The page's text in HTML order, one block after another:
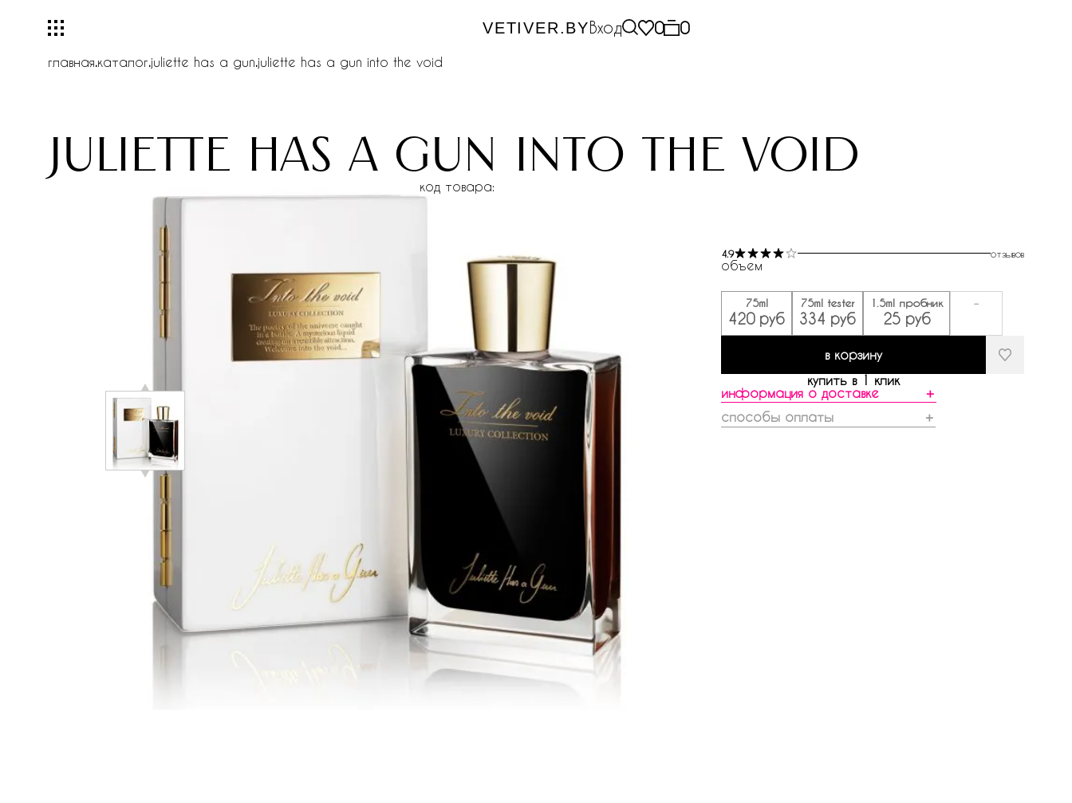
VETIVER.BYВход 0 0
главная.каталог.juliette has a gun.juliette has a gun into the void
juliette has a gun into the void
код товара:
4.9 отзывов
объем
75ml
420 руб
75ml tester
334 руб
1.5ml пробник
25 руб
-
в корзину
купить в 1 клик
информация о доставке
＋
способы оплаты
＋